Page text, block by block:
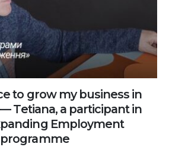
to grow my business in
Tetiana, a participant in
Employment